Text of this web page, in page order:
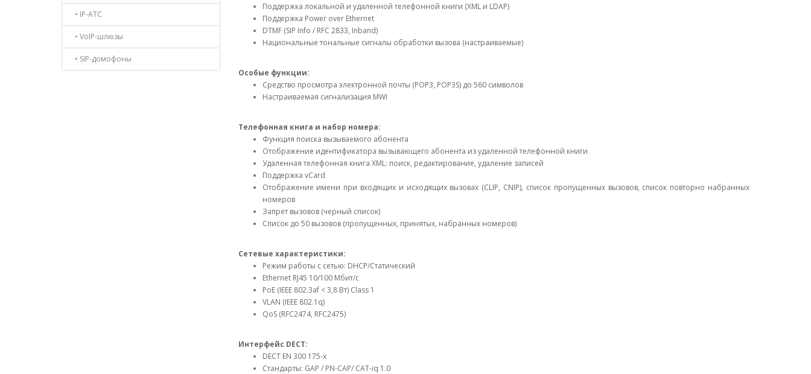
• IP-АТС
• VoIP-шлюзы
• SIP-домофоны
Поддержка локальной и удаленной телефонной книги (XML и LDAP)
Поддержка Power over Ethernet
DTMF (SIP Info / RFC 2833, Inband)
Национальные тональные сигналы обработки вызова (настраиваемые)
Особые функции:
Средство просмотра электронной почты (POP3, POP3S) до 560 символов
Настраиваемая сигнализация MWI
Телефонная книга и набор номера:
Функция поиска вызываемого абонента
Отображение идентификатора вызывающего абонента из удаленной телефонной книги
Удаленная телефонная книга XML: поиск, редактирование, удаление записей
Поддержка vCard
Отображение имени при входящих и исходящих вызовах (CLIP, CNIP), список пропущенных вызовов, список повторно набранных
номеров
Запрет вызовов (черный список)
Список до 50 вызовов (пропущенных, принятых, набранных номеров)
Сетевые характеристики:
Режим работы с сетью: DHCP/Статический
Ethernet RJ45 10/100 Мбит/с
PoE (IEEE 802.3af < 3,8 Вт) Class 1
VLAN (IEEE 802.1q)
QoS (RFC2474, RFC2475)
Интерфейс DECT:
DECT EN 300 175-x
Стандарты: GAP / PN-CAP/ CAT-iq 1.0